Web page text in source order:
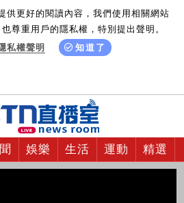
供更好的閱讀內容，我們使用相關網站
尊重用戶的隱私權，特別提出聲明。
私權聲明
知道了
娛樂 生活 運動 精選